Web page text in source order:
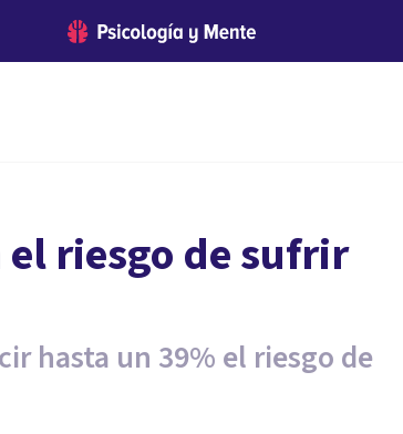
riesgo de sufrir
hasta un 39% el riesgo de